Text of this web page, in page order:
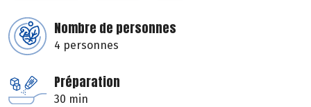
Nombre de personnes
4 personnes
Préparation
30 min